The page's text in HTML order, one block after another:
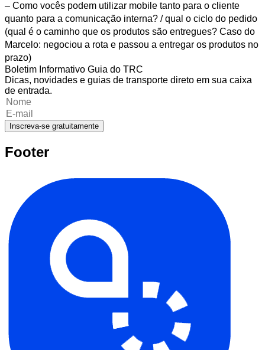
– Como vocês podem utilizar mobile tanto para o cliente
quanto para a comunicação interna? / qual o ciclo do pedido
(qual é o caminho que os produtos são entregues? Caso do
Marcelo: negociou a rota e passou a entregar os produtos no
prazo)
Boletim Informativo Guia do TRC
Dicas, novidades e guias de transporte direto em sua caixa
de entrada.
Inscreva-se gratuitamente
Footer